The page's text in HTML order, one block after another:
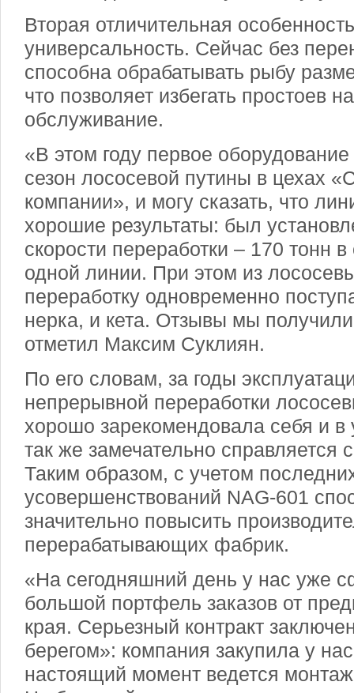
Вторая отличительная
универсальность. Сейчас без
способна обрабатывать рыбу
что позволяет избегать простоев
обслуживание.
«В этом году первое
сезон лососевой путины в цехах
компании», и могу сказать, что
хорошие результаты: был
скорости переработки – 170 тонн
одной линии. При этом из
переработку одновременно
нерка, и кета. Отзывы мы
отметил Максим Суклиян.
По его словам, за годы
непрерывной переработки
хорошо зарекомендовала себя и в
так же замечательно справляется
Таким образом, с учетом
усовершенствований NAG-601
значительно повысить
перерабатывающих фабрик.
«На сегодняшний день у нас уже
большой портфель заказов от
края. Серьезный контракт
берегом»: компания закупила у
настоящий момент ведется